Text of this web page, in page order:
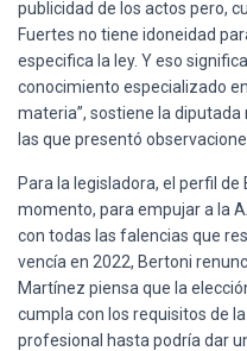
publicidad de los actos pero,
Fuertes no tiene idoneidad
especifica la ley. Y eso
conocimiento especializado
materia”, sostiene la
las que presentó
Para la legisladora, el perfil
momento, para empujar a la
con todas las falencias que
vencía en 2022, Bertoni
Martínez piensa que la
cumpla con los requisitos de
profesional hasta podría dar